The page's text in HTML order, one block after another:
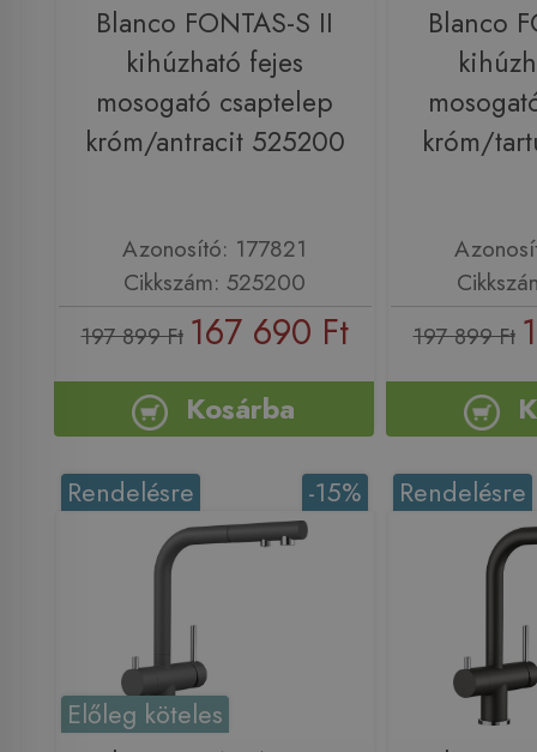
Blanco FONTAS-S II
kihúzható fejes
mosogató csaptelep
króm/antracit 525200
Azonosító: 177821
Cikkszám: 525200
197 899 Ft 167 690 Ft
Kosárba
Blanco
króm/
197 899 Ft
-15%
Rendelésre
Előleg köteles
Rendelésre